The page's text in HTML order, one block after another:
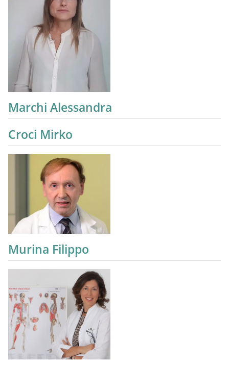
Marchi Alessandra
Croci Mirko
Murina Filippo